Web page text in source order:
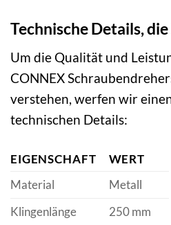
Technische Details,
Um die Qualität und
CONNEX
verstehen, werfen wir
technischen Details:
EIGENSCHAFT
WERT
Material
Metall
Klingenlänge
250 mm